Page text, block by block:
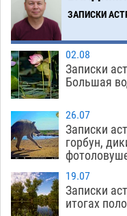
ЗАПИСКИ
02.08
Записки
Большая
26.07
Записки
горбун,
19.07
Записки
итогах